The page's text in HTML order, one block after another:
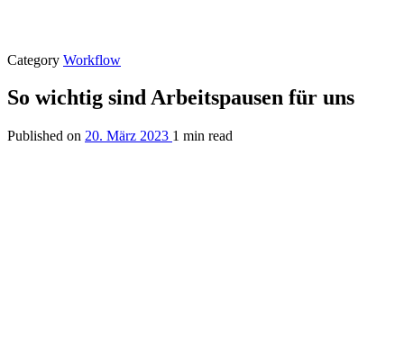
Category Workflow
So wichtig sind Arbeitspausen für uns
Published on 20. März 2023 1 min read